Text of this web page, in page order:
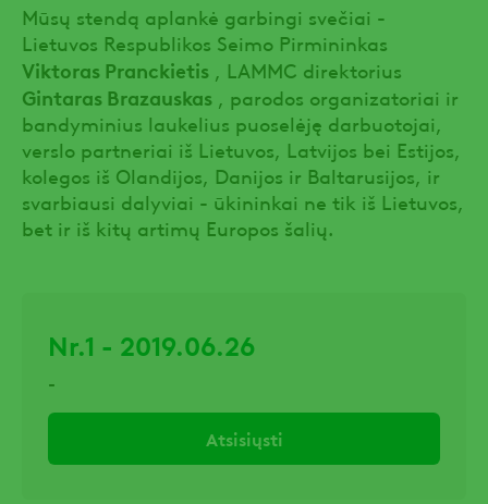
Mūsų stendą aplankė garbingi svečiai -
Lietuvos Respublikos Seimo Pirmininkas
Viktoras Pranckietis , LAMMC direktorius
Gintaras Brazauskas , parodos organizatoriai ir
bandyminius laukelius puoselėję darbuotojai,
verslo partneriai iš Lietuvos, Latvijos bei Estijos,
kolegos iš Olandijos, Danijos ir Baltarusijos, ir
svarbiausi dalyviai - ūkininkai ne tik iš Lietuvos,
bet ir iš kitų artimų Europos šalių.
Nr.1 - 2019.06.26
-
Atsisiųsti